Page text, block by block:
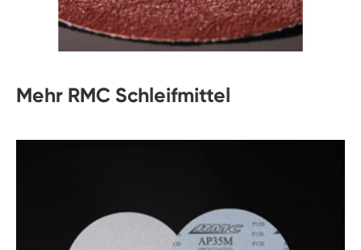
Mehr RMC Schleifmittel